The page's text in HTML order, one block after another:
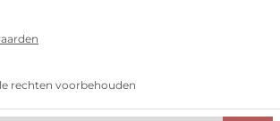
rechten voorbehouden